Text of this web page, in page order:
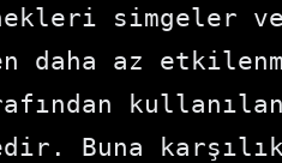
simgeler
az
Buna